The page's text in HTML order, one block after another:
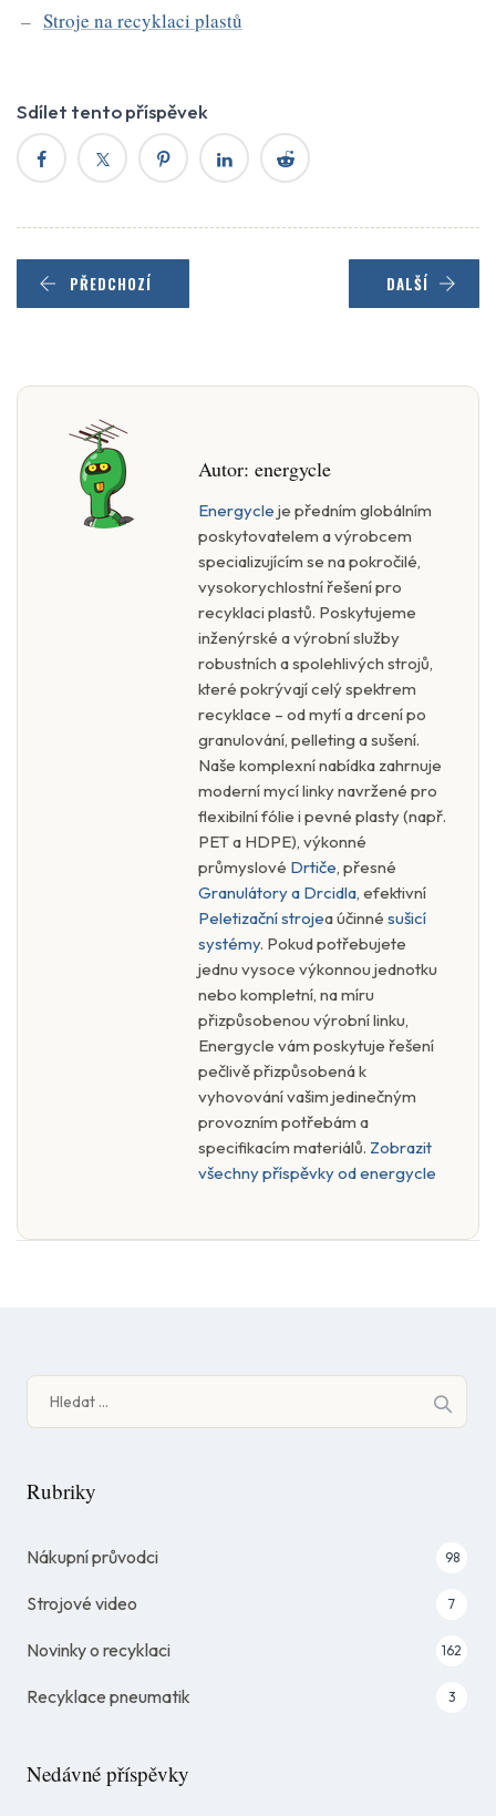
Stroje na recyklaci plastů
Sdílet tento příspěvek
PŘEDCHOZÍ DALŠÍ
Autor: energycle
Energycle je předním globálním
poskytovatelem a výrobcem
specializujícím se na pokročilé,
vysokorychlostní řešení pro
recyklaci plastů. Poskytujeme
inženýrské a výrobní služby
robustních a spolehlivých strojů,
které pokrývají celý spektrem
recyklace – od mytí a drcení po
granulování, pelleting a sušení.
Naše komplexní nabídka zahrnuje
moderní mycí linky navržené pro
flexibilní fólie i pevné plasty (např.
PET a HDPE), výkonné
průmyslové Drtiče, přesné
Granulátory a Drcidla, efektivní
Peletizační strojea účinné sušicí
systémy. Pokud potřebujete
jednu vysoce výkonnou jednotku
nebo kompletní, na míru
přizpůsobenou výrobní linku,
Energycle vám poskytuje řešení
pečlivě přizpůsobená k
vyhovování vašim jedinečným
provozním potřebám a
specifikacím materiálů. Zobrazit
všechny příspěvky od energycle
Vyhledávání
Rubriky
Nákupní průvodci 98
Strojové video 7
Novinky o recyklaci 162
Recyklace pneumatik 3
Nedávné příspěvky